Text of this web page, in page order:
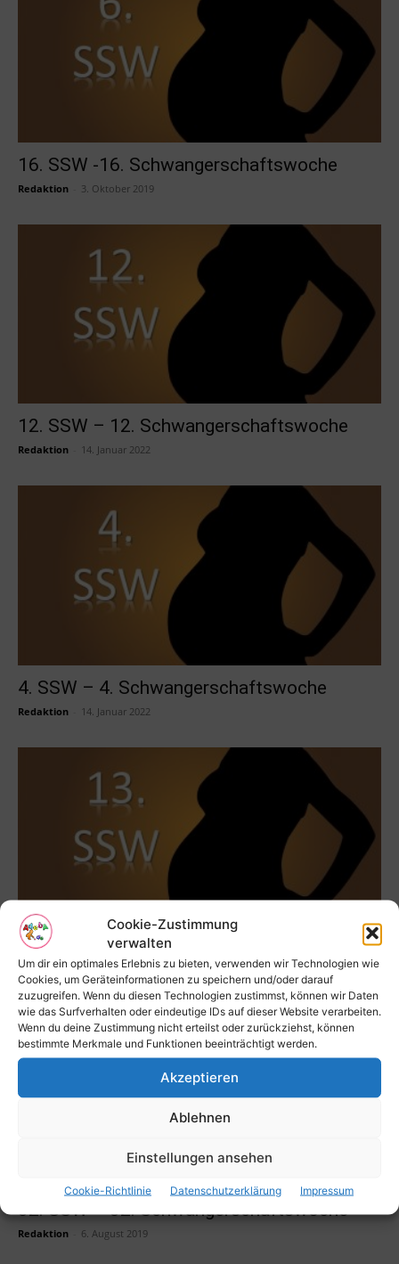
Cookie-Zustimmung
verwalten
Um dir ein optimales Erlebnis zu bieten, verwenden wir Technologien wie
Cookies, um Geräteinformationen zu speichern und/oder darauf
zuzugreifen. Wenn du diesen Technologien zustimmst, können wir Daten
wie das Surfverhalten oder eindeutige IDs auf dieser Website verarbeiten.
Wenn du deine Zustimmung nicht erteilst oder zurückziehst, können
bestimmte Merkmale und Funktionen beeinträchtigt werden.
Akzeptieren
Ablehnen
Einstellungen ansehen
Cookie-Richtlinie Datenschutzerklärung Impressum
16. SSW -16. Schwangerschaftswoche
Redaktion 3. Oktober 2019
12. SSW – 12. Schwangerschaftswoche
Redaktion 14. Januar 2022
4. SSW – 4. Schwangerschaftswoche
Redaktion 14. Januar 2022
13. SSW – 13. Schwangerschaftswoche
Redaktion
32. SSW – 32. Schwangerschaftswoche
Redaktion 6. August 2019